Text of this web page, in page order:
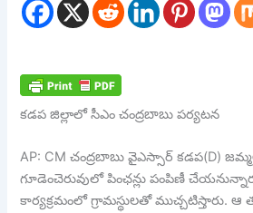
కడప జిల్లాలో సీఎం చంద్రబాబు పర్యటన
AP: CM చంద్రబాబు వైఎస్సార్ కడప(D)
గూడెంచెరువులో పింఛన్లు పంపిణీ
కార్యక్రమంలో గ్రామస్థులతో ముచ్చటిస్తారు. ఆ